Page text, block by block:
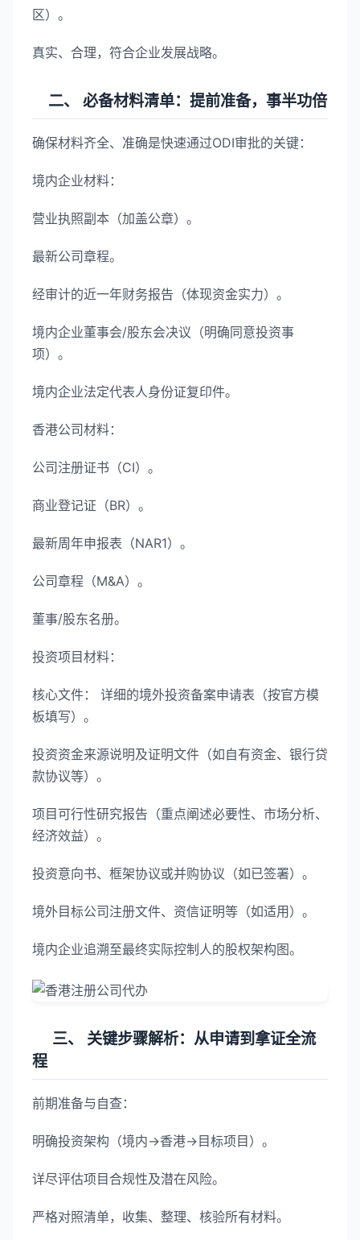
区）。
真实、合理，符合企业发展战略。
二、 必备材料清单：提前准备，事半功倍
确保材料齐全、准确是快速通过ODI审批的关键：
境内企业材料：
营业执照副本（加盖公章）。
最新公司章程。
经审计的近一年财务报告（体现资金实力）。
境内企业董事会/股东会决议（明确同意投资事
项）。
境内企业法定代表人身份证复印件。
香港公司材料：
公司注册证书（CI）。
商业登记证（BR）。
最新周年申报表（NAR1）。
公司章程（M&A）。
董事/股东名册。
投资项目材料：
核心文件： 详细的境外投资备案申请表（按官方模
板填写）。
投资资金来源说明及证明文件（如自有资金、银行贷
款协议等）。
项目可行性研究报告（重点阐述必要性、市场分析、
经济效益）。
投资意向书、框架协议或并购协议（如已签署）。
境外目标公司注册文件、资信证明等（如适用）。
境内企业追溯至最终实际控制人的股权架构图。
三、 关键步骤解析：从申请到拿证全流
程
前期准备与自查：
明确投资架构（境内->香港->目标项目）。
详尽评估项目合规性及潜在风险。
严格对照清单，收集、整理、核验所有材料。